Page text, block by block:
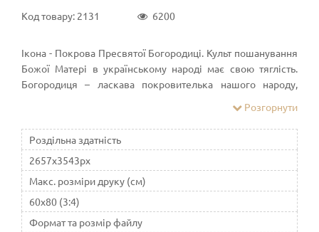
Код товару: 2131 6200
Ікона - Покрова Пресвятої Богородиці. Культ пошанування
Божої Матері в українському народі має свою тяглість.
Богородиця – ласкава покровителька нашого народу,
покровителька українського козацтва, а згодом –
Української повстанської армії. Свято Покрови Пресвятої
Богородиці має свою передісторію. Воно було
встановлено у Візантії на честь визволення
Константинополя від нападників. Зокрема, тут
натрапляємо на чимало легенд і переказів. Сьогодні
невідомо, хто був тим нападником, який загрожував місту.
Одні джерела свідчать, що це були араби, інші навіть
Розгорнути
Роздільна здатність
2657x3543px
Макс. розміри друку (см)
60x80 (3:4)
Формат та розмір файлу